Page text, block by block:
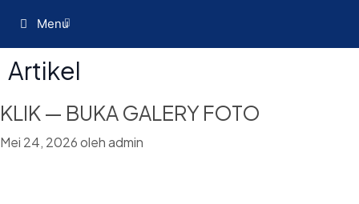
Menu
Artikel
KLIK — BUKA GALERY FOTO
Mei 24, 2026olehadmin